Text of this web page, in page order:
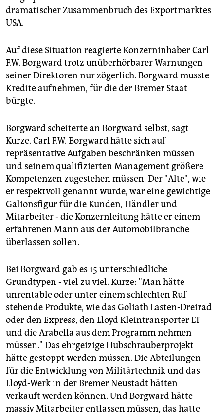
dramatischer Zusammenbruch des Exportmarktes
USA.
Auf diese Situation reagierte Konzerninhaber Carl
F.W. Borgward trotz unüberhörbarer Warnungen
seiner Direktoren nur zögerlich. Borgward musste
Kredite aufnehmen, für die der Bremer Staat
bürgte.
Borgward scheiterte an Borgward selbst, sagt
Kurze. Carl F.W. Borgward hätte sich auf
repräsentative Aufgaben beschränken müssen
und seinem qualifizierten Management größere
Kompetenzen zugestehen müssen. Der "Alte", wie
er respektvoll genannt wurde, war eine gewichtige
Galionsfigur für die Kunden, Händler und
Mitarbeiter - die Konzernleitung hätte er einem
erfahrenen Mann aus der Automobilbranche
überlassen sollen.
Bei Borgward gab es 15 unterschiedliche
Grundtypen - viel zu viel. Kurze: "Man hätte
unrentable oder unter einem schlechten Ruf
stehende Produkte, wie das Goliath Lasten-Dreirad
oder den Express, den Lloyd Kleintransporter LT
und die Arabella aus dem Programm nehmen
müssen." Das ehrgeizige Hubschrauberprojekt
hätte gestoppt werden müssen. Die Abteilungen
für die Entwicklung von Militärtechnik und das
Lloyd-Werk in der Bremer Neustadt hätten
verkauft werden können. Und Borgward hätte
massiv Mitarbeiter entlassen müssen, das hatte